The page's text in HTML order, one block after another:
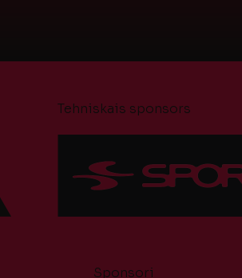
Tehniskais sponsors
Sponsori